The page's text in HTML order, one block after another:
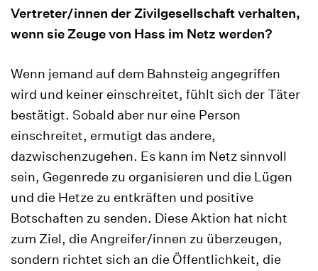
Vertreter/innen der Zivilgesellschaft verhalten,
wenn sie Zeuge von Hass im Netz werden?
Wenn jemand auf dem Bahnsteig angegriffen
wird und keiner einschreitet, fühlt sich der Täter
bestätigt. Sobald aber nur eine Person
einschreitet, ermutigt das andere,
dazwischenzugehen. Es kann im Netz sinnvoll
sein, Gegenrede zu organisieren und die Lügen
und die Hetze zu entkräften und positive
Botschaften zu senden. Diese Aktion hat nicht
zum Ziel, die Angreifer/innen zu überzeugen,
sondern richtet sich an die Öffentlichkeit, die